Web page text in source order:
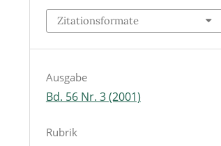
Zitationsformate
Ausgabe
Bd. 56 Nr. 3 (2001)
Rubrik